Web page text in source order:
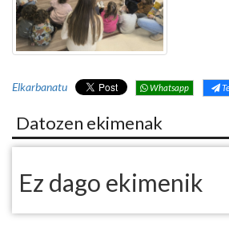
Elkarbanatu Whatsapp
Datozen ekimenak
Ez dago ekimenik